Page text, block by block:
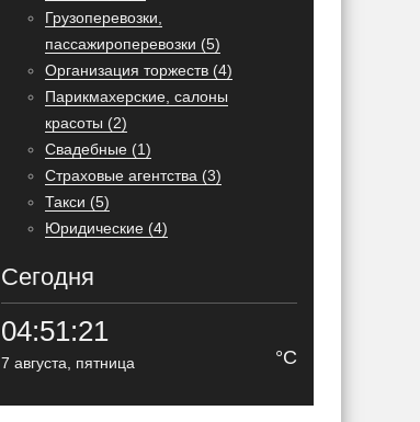
Грузоперевозки,
пассажироперевозки (5)
Организация торжеств (4)
Парикмахерские, салоны
красоты (2)
Свадебные (1)
Страховые агентства (3)
Такси (5)
Юридические (4)
Сегодня
°C
04:51:22
7 августа, пятница